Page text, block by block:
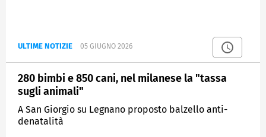
ULTIME NOTIZIE 05 GIUGNO 2026
280 bimbi e 850 cani, nel milanese la "tassa
sugli animali"
A San Giorgio su Legnano proposto balzello anti-
denatalità